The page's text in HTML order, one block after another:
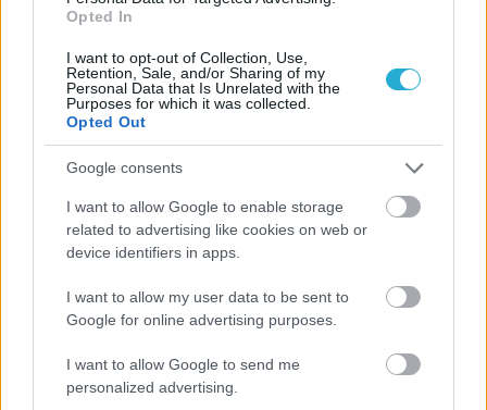
Opted In
I want to opt-out of Collection, Use,
Retention, Sale, and/or Sharing of my
Personal Data that Is Unrelated with the
Purposes for which it was collected.
Opted Out
Google consents
I want to allow Google to enable storage
related to advertising like cookies on web or
device identifiers in apps.
I want to allow my user data to be sent to
Google for online advertising purposes.
I want to allow Google to send me
personalized advertising.
ΡΟΗ ΕΙΔΗΣΕΩΝ
Δείπνο της ΕΟΠΕ προς τιμήν του Ισίδωρου Κούβελου
παρουσία των Εθνικών ομάδων
07/08/2026
«Αντίο» με ήττα για τις διεθνείς μας στο τουρνουά του